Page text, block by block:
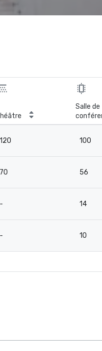
Salle de
120 100
70 56
- 14
- 10